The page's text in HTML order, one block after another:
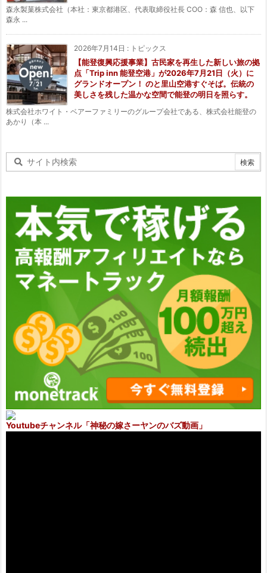
森永製菓株式会社（本社：東京都港区、代表取締役社長 COO：森 信也、以下
森永 ...
2026年7月14日 : トピックス
【能登復興応援事業】古民家を再生した新しい旅の拠
点「Trip inn 能登空港」が2026年7月21日（火）に
グランドオープン！ のと里山空港すぐそば。伝統の
美しさを残した温かな空間で能登の明日を照らす。
株式会社ホワイト・ベアーファミリーのグループ会社である、株式会社能登の
あかり（本 ...
Youtubeチャンネル「神秘の嫁さーヤンのバズ動画」